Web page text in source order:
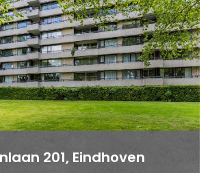
201, Eindhoven